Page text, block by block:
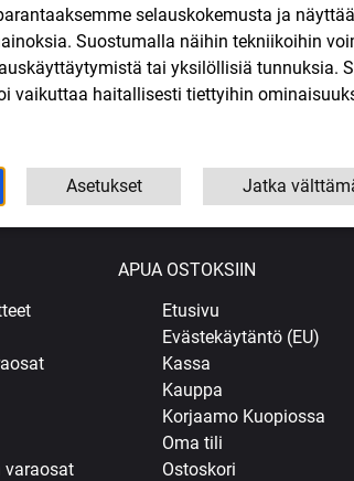
ruuvi M5x12mm Derbi,
Aprilia, Gilera
Lisää ostoskoriin Lisää
varaosat
APUA OSTOKSIIN
Etusivu
Evästekäytäntö (EU)
Kassa
Kauppa
Korjaamo Kuopiossa
Oma tili
Ostoskori
selauskokemusta ja
Suostumalla näihin tekniikoihin
tai yksilöllisiä tunnuksia.
vaikuttaa haitallisesti tiettyihin
Asetukset Jatka